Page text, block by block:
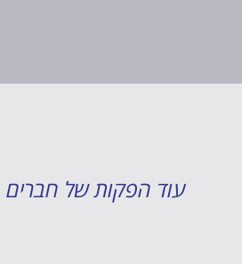
עוד הפקות של